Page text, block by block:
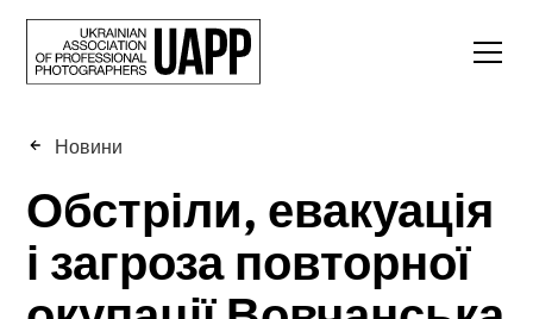
Новини
Обстріли, евакуація
і загроза повторної